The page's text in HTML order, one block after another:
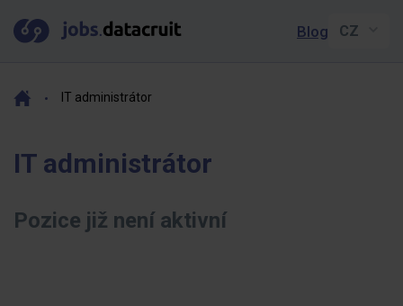
Blog
IT administrátor
IT administrátor
Pozice již není aktivní